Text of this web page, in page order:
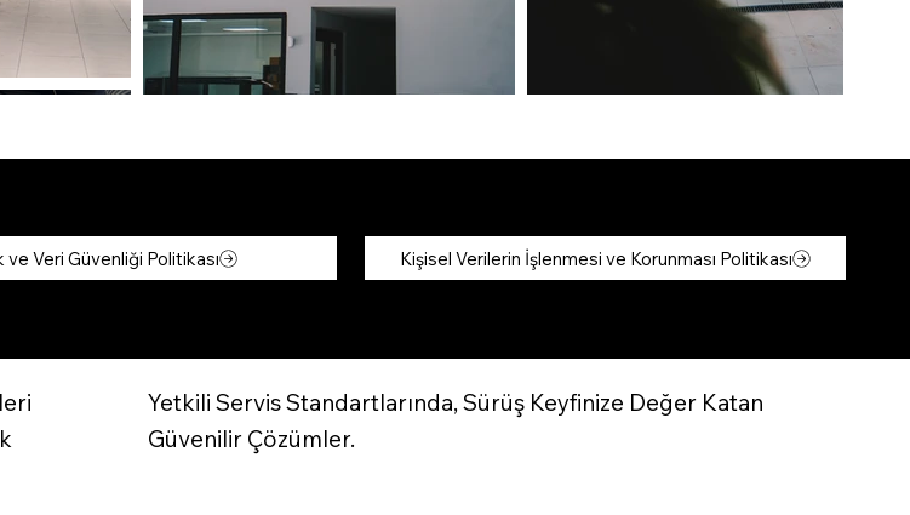
ve Veri Güvenliği Politikası Kişisel Verilerin İşlenmesi ve Korunması Politikası
Yetkili Servis Standartlarında, Sürüş Keyfinize Değer Katan
Güvenilir Çözümler.